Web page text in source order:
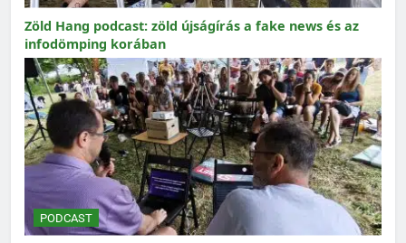
Zöld Hang podcast: zöld újságírás a fake news és az
infodömping korában
PODCAST